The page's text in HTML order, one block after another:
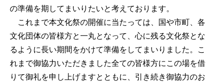
の準備を期してまいりたいと考えております。
これまで本文化祭の開催に当たっては、国や市町、各
文化団体の皆様方と一丸となって、心に残る文化祭とな
るように長い期間をかけて準備をしてまいりました。こ
れまで御協力いただきました全ての皆様方にこの場を借
りて御礼を申し上げますとともに、引き続き御協力のお